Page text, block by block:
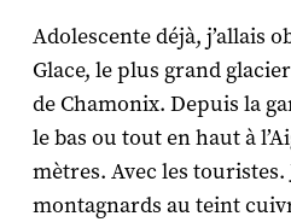
Adolescente déjà, j’allais
Glace, le plus grand
de Chamonix. Depuis la
le bas ou tout en haut à
mètres. Avec les touristes.
montagnards au teint